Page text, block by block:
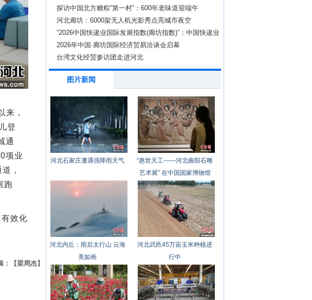
，
登
通
项业
，
跑
效化
：【梁周杰】
裹“跑起来”
探访中国北方糖粽“第一村”：600年老味道迎端午
河北廊坊：6000架无人机光影秀点亮城市夜空
“2026中国快递业国际发展指数(廊坊指数)”：中国快递业
稳中提质
2026年中国·廊坊国际经济贸易洽谈会启幕
台湾文化经贸参访团走进河北
图片新闻
河北石家庄遭遇强降雨天气
“惠世天工——河北曲阳石雕
艺术展” 在中国国家博物馆
开幕
河北内丘：雨后太行山 云海
美如画
河北武邑45万亩玉米种植进
行中